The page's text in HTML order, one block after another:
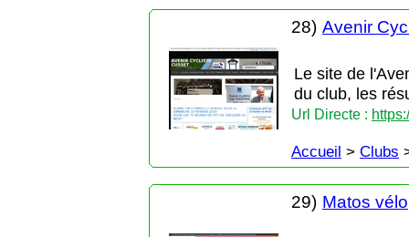
28) Avenir
Le site de
du club, les
Url Directe :
Accueil > Clubs
29) Matos